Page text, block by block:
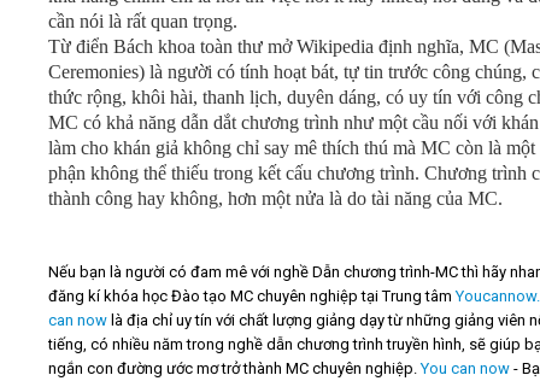
cần nói là rất quan trọng.
Từ điển Bách khoa toàn thư mở Wikipedia định nghĩa, MC
Ceremonies) là người có tính hoạt bát, tự tin trước công chúng,
thức rộng, khôi hài, thanh lịch, duyên dáng, có uy tín với công
MC có khả năng dẫn dắt chương trình như một cầu nối với
làm cho khán giả không chỉ say mê thích thú mà MC còn là một
phận không thể thiếu trong kết cấu chương trình. Chương trình
thành công hay không, hơn một nửa là do tài năng của MC.
Nếu bạn là người có đam mê với nghề Dẫn chương trình-MC thì hãy
đăng kí khóa học Đào tạo MC chuyên nghiệp tại Trung tâmYoucannow.
can now là địa chỉ uy tín với chất lượng giảng dạy từ những giảng viên
tiếng, có nhiều năm trong nghề dẫn chương trình truyền hình, sẽ giúp
ngắn con đường ước mơ trở thành MC chuyên nghiệp.You can now -